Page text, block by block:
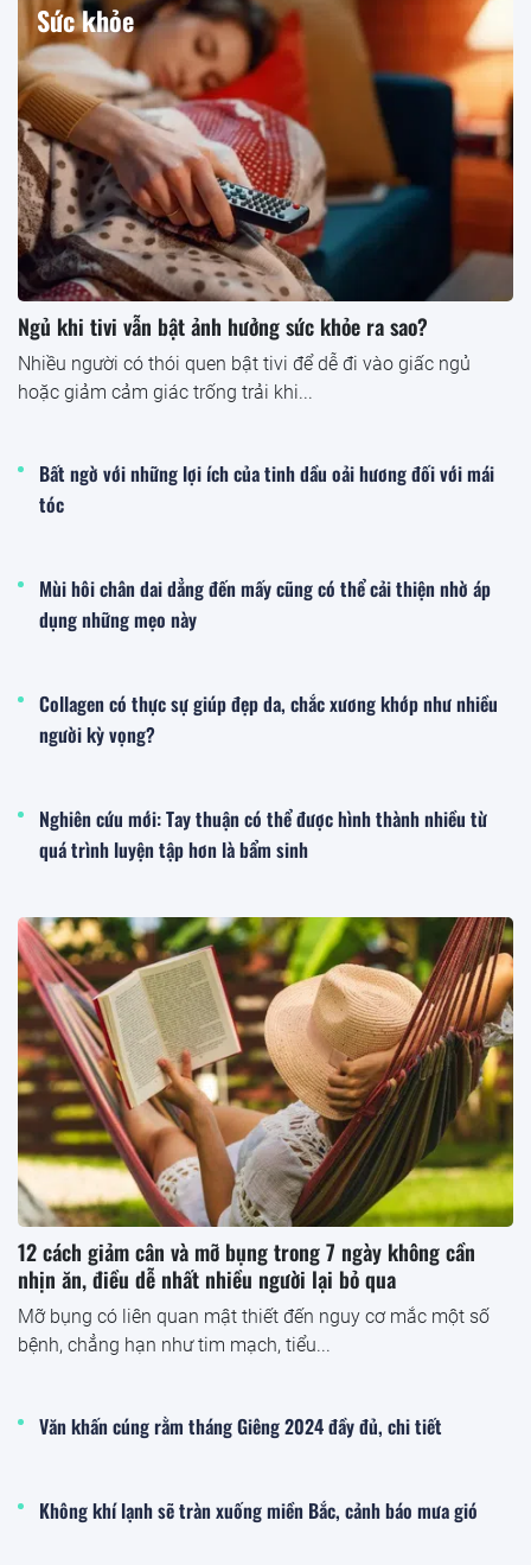
Sức khỏe
Ngủ khi tivi vẫn bật ảnh hưởng sức khỏe ra sao?
Nhiều người có thói quen bật tivi để dễ đi vào giấc ngủ
hoặc giảm cảm giác trống trải khi...
Bất ngờ với những lợi ích của tinh dầu oải hương đối với mái
tóc
Mùi hôi chân dai dẳng đến mấy cũng có thể cải thiện nhờ áp
dụng những mẹo này
Collagen có thực sự giúp đẹp da, chắc xương khớp như nhiều
người kỳ vọng?
Nghiên cứu mới: Tay thuận có thể được hình thành nhiều từ
quá trình luyện tập hơn là bẩm sinh
12 cách giảm cân và mỡ bụng trong 7 ngày không cần
nhịn ăn, điều dễ nhất nhiều người lại bỏ qua
Mỡ bụng có liên quan mật thiết đến nguy cơ mắc một số
bệnh, chẳng hạn như tim mạch, tiểu...
Văn khấn cúng rằm tháng Giêng 2024 đầy đủ, chi tiết
Không khí lạnh sẽ tràn xuống miền Bắc, cảnh báo mưa gió